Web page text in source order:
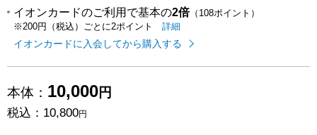
イオンカードのご利用で基本の2倍（108ポイント）
※200円（税込）ごとに2ポイント
イオンカードのご利用でたまるポイ
詳細
イオンカードに入会してから購入する
本体： 10,000円
税込： 10,800円